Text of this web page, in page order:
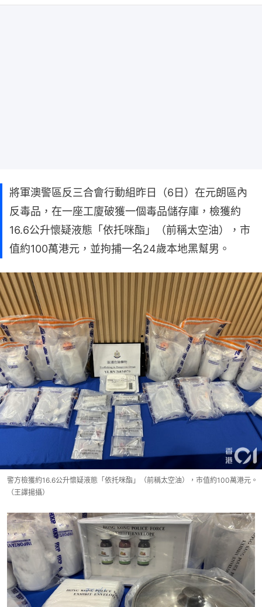
將軍澳警區反三合會行動組昨日（6日）在元朗區內
反毒品，在一座工廈破獲一個毒品儲存庫，檢獲約
16.6公升懷疑液態「依托咪酯」（前稱太空油），市
值約100萬港元，並拘捕一名24歲本地黑幫男。
警方檢獲約16.6公升懷疑液態「依托咪酯」（前稱太空油），市值約100萬港元。
（王譯揚攝）